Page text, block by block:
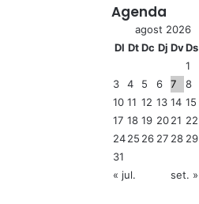
Agenda
agost 2026
Dl Dt Dc Dj DvDs
1
3
4 5 6 7 8
10 11 12 13 14 15
17 18 19 2021 22
2425 26 27 28 29
31
« jul.
set. »